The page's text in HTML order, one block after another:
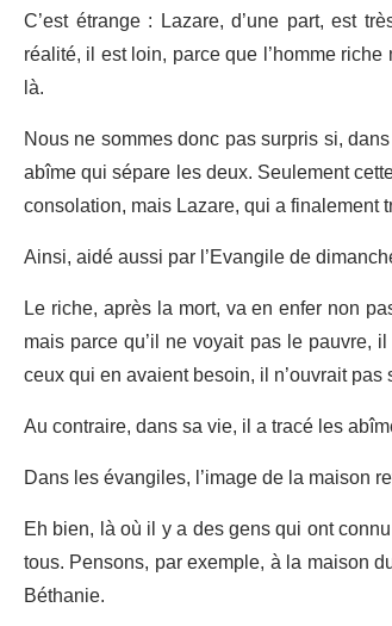
C’est étrange : Lazare, d’une part, est
réalité, il est loin, parce que l’homme
là.
Nous ne sommes donc pas surpris si,
abîme qui sépare les deux. Seulement
consolation, mais Lazare, qui a finalement
Ainsi, aidé aussi par l’Evangile de
Le riche, après la mort, va en enfer non
mais parce qu’il ne voyait pas le pauvre,
ceux qui en avaient besoin, il n’ouvrait
Au contraire, dans sa vie, il a tracé les
Dans les évangiles, l’image de la maison
Eh bien, là où il y a des gens qui ont
tous. Pensons, par exemple, à la maison
Béthanie.